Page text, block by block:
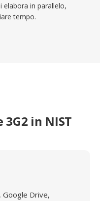
in parallelo,
tempo.
in NIST
Google Drive,